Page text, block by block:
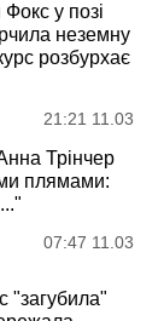
у позі
неземну
розбурхає
21:21 11.03
Трінчер
плямами:
07:47 11.03
"загубила"